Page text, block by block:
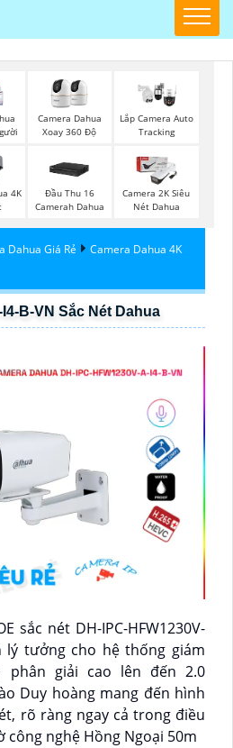
Camera Dahua
Xoay 360 Độ
Lắp Camera Auto
Tracking
4K
Đầu Thu 16
Camerah Dahua
Camera 2K Siêu
Nét Dahua
Dahua Giá Rẻ
Camera Dahua 4K
B-VN Sắc Nét Dahua
sắc nét DH-IPC-HFW1230V-
lý tưởng cho hệ thống giám
giải cao lên đến 2.0
Duy hoàng mang đến hình
rõ ràng ngay cả trong điều
công nghệ Hồng Ngoại 50m